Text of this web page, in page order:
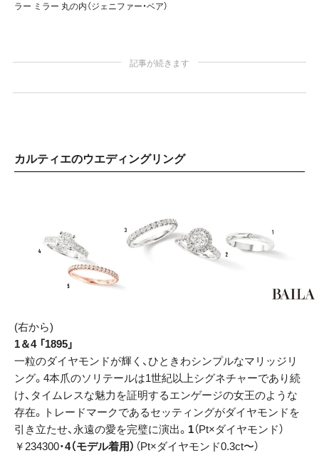
ラー ミラー 丸の内（ジェニファー・ベア）
記事が続きます
カルティエのウエディングリング
(右から)
1＆4 「1895」
一粒のダイヤモンドが輝く、ひときわシンプルなマリッジリ
ング。4本爪のソリテールは1世紀以上シグネチャーであり続
け、タイムレスな魅力を証明するエンゲージの女王のような
存在。トレードマークであるセッティングがダイヤモンドを
引き立たせ、永遠の愛を完璧に演出。 1（Pt×ダイヤモンド）
￥234300・4（モデル着用） （Pt×ダイヤモンド0.3ct〜）